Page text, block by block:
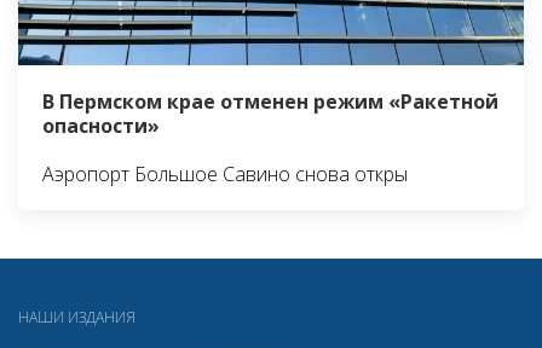
В Пермском крае отменен режим «Ракетной
опасности»
Аэропорт Большое Савино снова откры
НАШИ ИЗДАНИЯ